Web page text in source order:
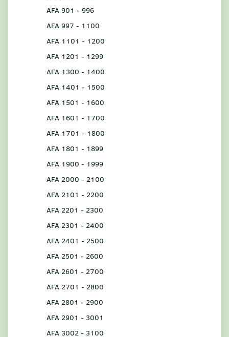
AFA 901 - 996
AFA 997 - 1100
AFA 1101 - 1200
AFA 1201 - 1299
AFA 1300 - 1400
AFA 1401 - 1500
AFA 1501 - 1600
AFA 1601 - 1700
AFA 1701 - 1800
AFA 1801 - 1899
AFA 1900 - 1999
AFA 2000 - 2100
AFA 2101 - 2200
AFA 2201 - 2300
AFA 2301 - 2400
AFA 2401 - 2500
AFA 2501 - 2600
AFA 2601 - 2700
AFA 2701 - 2800
AFA 2801 - 2900
AFA 2901 - 3001
AFA 3002 - 3100